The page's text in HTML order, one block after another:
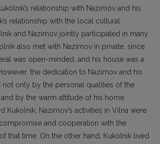
relationship with Nazimov and his
relationship with the local cultural
and Nazimov jointly participated in many
also met with Nazimov in private, since
was open-minded, and his house was a
the dedication to Nazimov and his
not only by the personal qualities of the
by the warm attitude of his home
Kukolnik; Nazimov’s activities in Vilna were
and cooperation with the
that time. On the other hand, Kukolnik lived